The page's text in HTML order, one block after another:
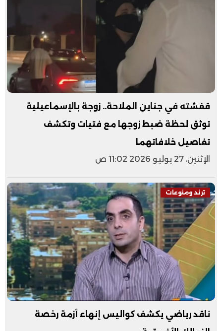
قفشته في جناين الملاحة.. زوجة بالإسماعيلية
توثق لحظة ضبط زوجها مع فتيات وتكشف
تفاصيل خلافاتهما
الإثنين، 27 يوليو 2026 11:02 ص
ترند ومنوعات
ناقد رياضي يكشف كواليس إنهاء أزمة رخصة